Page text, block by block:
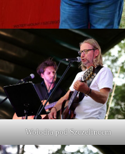
Wołodia pod Szczelincem